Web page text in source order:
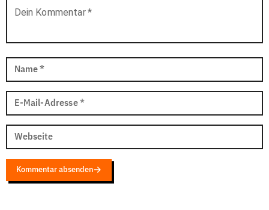
Dein Kommentar*
Name *
E-Mail-Adresse *
Webseite
Kommentar absenden